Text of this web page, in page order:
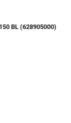
BL (628905000)